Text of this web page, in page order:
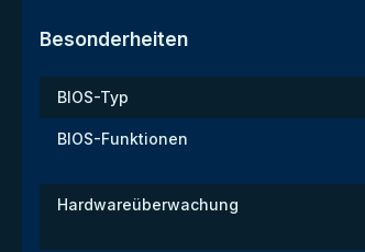
Besonderheiten
BIOS-Typ
BIOS-Funktionen
Hardwareüberwachung